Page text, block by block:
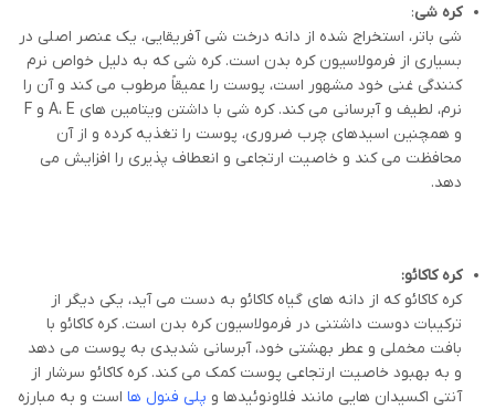
کره شی:
شی باتر، استخراج شده از دانه درخت شی آفریقایی، یک عنصر اصلی در
بسیاری از فرمولاسیون کره بدن است. کره شی که به دلیل خواص نرم
کنندگی غنی خود مشهور است، پوست را عمیقاً مرطوب می کند و آن را
نرم، لطیف و آبرسانی می کند. کره شی با داشتن ویتامین های A، E و F
و همچنین اسیدهای چرب ضروری، پوست را تغذیه کرده و از آن
محافظت می کند و خاصیت ارتجاعی و انعطاف پذیری را افزایش می
دهد.
کره کاکائو:
کره کاکائو که از دانه های گیاه کاکائو به دست می آید، یکی دیگر از
ترکیبات دوست داشتنی در فرمولاسیون کره بدن است. کره کاکائو با
بافت مخملی و عطر بهشتی خود، آبرسانی شدیدی به پوست می دهد
و به بهبود خاصیت ارتجاعی پوست کمک می کند. کره کاکائو سرشار از
آنتی اکسیدان هایی مانند فلاونوئیدها و پلی فنول ها است و به مبارزه